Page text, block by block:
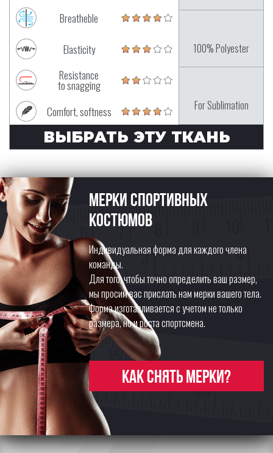
Breatheble
Elasticity
Resistance
to snagging
Comfort, softness
100% Polyester
For Sublimation
ВЫБРАТЬ ЭТУ ТКАНЬ
Мерки спортивных
костюмов
Индивидуальная форма для каждого члена
команды.
Для того, чтобы точно определить ваш размер,
мы просим вас прислать нам мерки вашего тела.
Форма изготавливается с учетом не только
размера, но и роста спортсмена.
Как снять мерки?